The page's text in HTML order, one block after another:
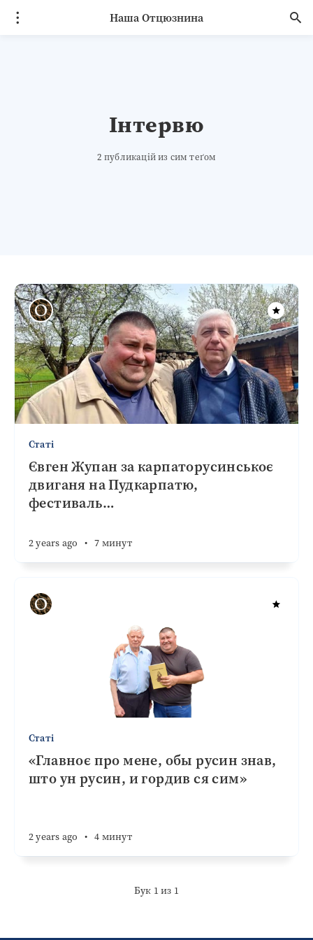
Наша Отцюзнина
Інтервю
2 публикацій из сим теґом
Статі
Євген Жупан за карпаторусинськоє
двиганя на Пудкарпатю,
фестиваль…
2 years ago • 7 минут
Статі
«Главноє про мене, обы русин знав,
што ун русин, и гордив ся сим»
2 years ago • 4 минут
Бук 1 из 1